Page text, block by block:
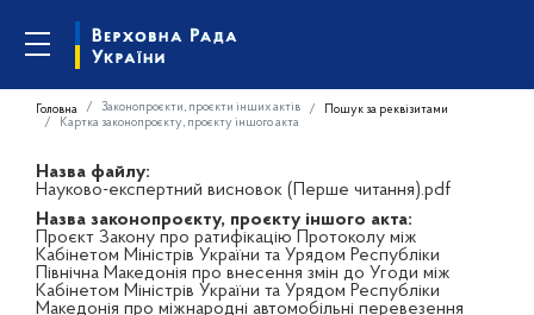
Головна Законопроєкти, проєкти інших актів
Пошук за реквізитами
Картка законопроєкту, проєкту іншого акта
Назва файлу:
Науково-експертний висновок (Перше читання).pdf
Назва законопроєкту, проєкту іншого акта:
Проєкт Закону про ратифікацію Протоколу між
Кабінетом Міністрів України та Урядом Республіки
Північна Македонія про внесення змін до Угоди між
Кабінетом Міністрів України та Урядом Республіки
Македонія про міжнародні автомобільні перевезення